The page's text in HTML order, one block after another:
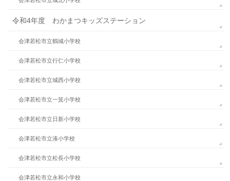
令和4年度 わかまつキッズステーション
会津若松市立鶴城小学校
会津若松市立行仁小学校
会津若松市立城西小学校
会津若松市立一箕小学校
会津若松市立日新小学校
会津若松市立湊小学校
会津若松市立松長小学校
会津若松市立永和小学校